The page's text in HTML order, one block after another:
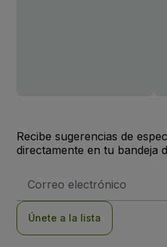
Recibe sugerencias de
directamente en tu bandeja
de
Únete a la lista